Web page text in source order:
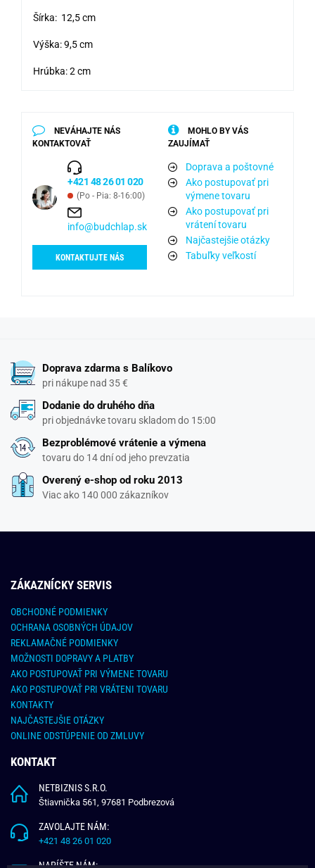
Šírka: 12,5 cm
Výška: 9,5 cm
Hrúbka: 2 cm
NEVÁHAJTE NÁS
KONTAKTOVAŤ
+421 48 26 01 020
(Po - Pia: 8-16:00)
info@budchlap.sk
KONTAKTUJTE NÁS
MOHLO BY VÁS
ZAUJÍMAŤ
Doprava a poštovné
Ako postupovať pri
výmene tovaru
Ako postupovať pri
vrátení tovaru
Najčastejšie otázky
Tabuľky veľkostí
Doprava zdarma s Balíkovo
pri nákupe nad 35 €
Dodanie do druhého dňa
pri objednávke tovaru skladom do 15:00
Bezproblémové vrátenie a výmena
tovaru do 14 dní od jeho prevzatia
Overený e-shop od roku 2013
Viac ako 140 000 zákazníkov
ZÁKAZNÍCKY SERVIS
OBCHODNÉ PODMIENKY
OCHRANA OSOBNÝCH ÚDAJOV
REKLAMAČNÉ PODMIENKY
MOŽNOSTI DOPRAVY A PLATBY
AKO POSTUPOVAŤ PRI VÝMENE TOVARU
AKO POSTUPOVAŤ PRI VRÁTENI TOVARU
KONTAKTY
NAJČASTEJŠIE OTÁZKY
ONLINE ODSTÚPENIE OD ZMLUVY
KONTAKT
NETBIZNIS S.R.O.
Štiavnička 561, 97681 Podbrezová
ZAVOLAJTE NÁM:
+421 48 26 01 020
NAPÍŠTE NÁM: